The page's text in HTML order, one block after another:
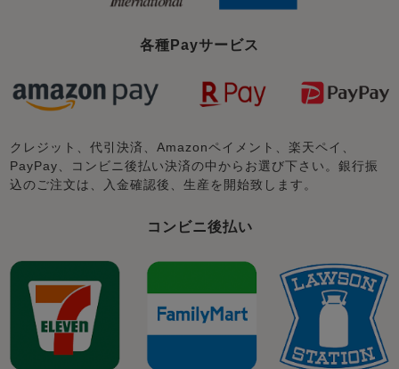
各種Payサービス
クレジット、代引決済、Amazonペイメント、楽天ペイ、
PayPay、コンビニ後払い決済の中からお選び下さい。銀行振
込のご注文は、入金確認後、生産を開始致します。
コンビニ後払い